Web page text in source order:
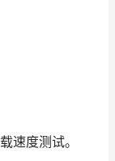
速度测试。